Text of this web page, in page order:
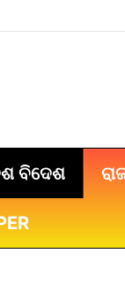
ବିଦେଶ